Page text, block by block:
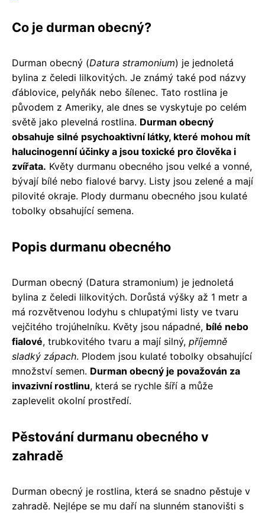
Co je durman obecný?
Durman obecný (Datura stramonium) je jednoletá
bylina z čeledi lilkovitých. Je známý také pod názvy
ďáblovice, pelyňák nebo šílenec. Tato rostlina je
původem z Ameriky, ale dnes se vyskytuje po celém
světě jako plevelná rostlina. Durman obecný
obsahuje silné psychoaktivní látky, které mohou mít
halucinogenní účinky a jsou toxické pro člověka i
zvířata. Květy durmanu obecného jsou velké a vonné,
bývají bílé nebo fialové barvy. Listy jsou zelené a mají
pilovité okraje. Plody durmanu obecného jsou kulaté
tobolky obsahující semena.
Popis durmanu obecného
Durman obecný (Datura stramonium) je jednoletá
bylina z čeledi lilkovitých. Dorůstá výšky až 1 metr a
má rozvětvenou lodyhu s chlupatými listy ve tvaru
vejčitého trojúhelníku. Květy jsou nápadné, bílé nebo
fialové, trubkovitého tvaru a mají silný, příjemně
sladký zápach. Plodem jsou kulaté tobolky obsahující
množství semen. Durman obecný je považován za
invazivní rostlinu, která se rychle šíří a může
zaplevelit okolní prostředí.
Pěstování durmanu obecného v
zahradě
Durman obecný je rostlina, která se snadno pěstuje v
zahradě. Nejlépe se mu daří na slunném stanovišti s